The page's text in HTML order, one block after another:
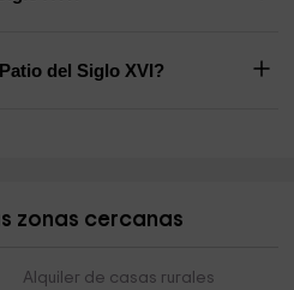
del Siglo XVI?
zonas cercanas
Alquiler de casas rurales